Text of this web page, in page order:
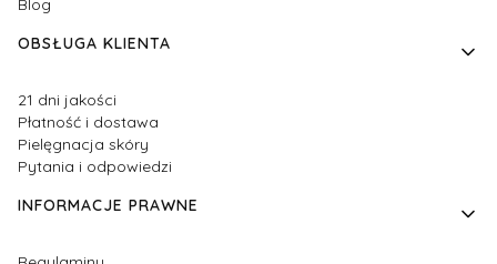
Blog
OBSŁUGA KLIENTA
21 dni jakości
Płatność i dostawa
Pielęgnacja skóry
Pytania i odpowiedzi
INFORMACJE PRAWNE